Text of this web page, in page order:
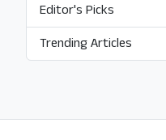
Editor's Picks
Trending Articles